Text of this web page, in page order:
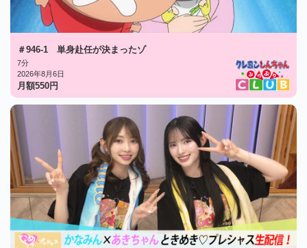
＃946-1 単身赴任が決まったゾ
7分
2026年8月6日
月額550円